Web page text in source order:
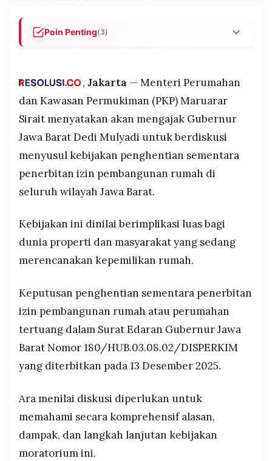
©
RESOLUSI
MEDIA
Resolusi.co
RESOLUSI
PRAMUDITA
Poin Penting(3)
terkait penghentian sementara izin pembangunan
moratorium izin perumahan karena pertimbangan
risiko bencana hidrometeorologi dan penataan
ruang.
Dialog pemerintah pusat dan daerah diharapkan
memberi kepastian kebijakan bagi sektor properti
dan masyarakat.
, Jakarta — Menteri Perumahan
dan Kawasan Permukiman (PKP) Maruarar
Sirait menyatakan akan mengajak Gubernur
Jawa Barat Dedi Mulyadi untuk berdiskusi
menyusul kebijakan penghentian sementara
penerbitan izin pembangunan rumah di
seluruh wilayah Jawa Barat.
Kebijakan ini dinilai berimplikasi luas bagi
dunia properti dan masyarakat yang sedang
merencanakan kepemilikan rumah.
Keputusan penghentian sementara penerbitan
izin pembangunan rumah atau perumahan
tertuang dalam Surat Edaran Gubernur Jawa
Barat Nomor 180/HUB.03.08.02/DISPERKIM
yang diterbitkan pada 13 Desember 2025.
Ara menilai diskusi diperlukan untuk
memahami secara komprehensif alasan,
dampak, dan langkah lanjutan kebijakan
moratorium ini.